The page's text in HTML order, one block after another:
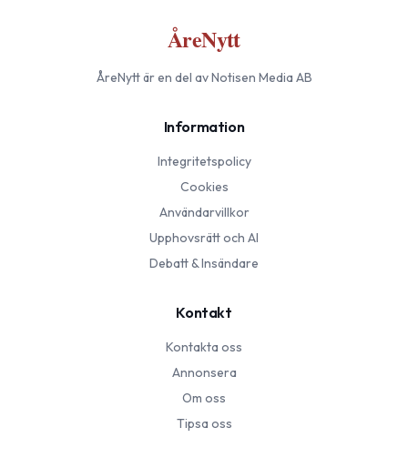
ÅreNytt
ÅreNyttär en del av Notisen Media AB
Information
Integritetspolicy
Cookies
Användarvillkor
Upphovsrätt och AI
Debatt & Insändare
Kontakt
Kontakta oss
Annonsera
Om oss
Tipsa oss